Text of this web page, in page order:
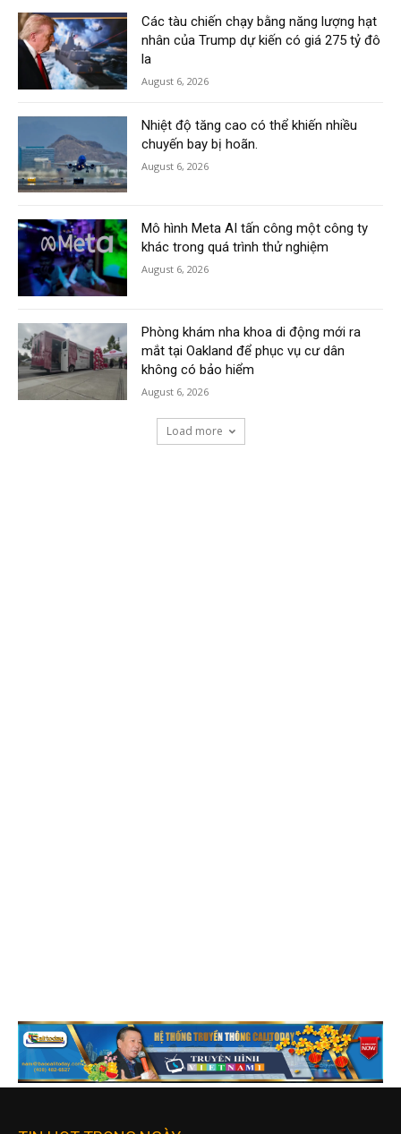
Các tàu chiến chạy bằng năng lượng hạt
nhân của Trump dự kiến có giá 275 tỷ đô
la
August 6, 2026
Nhiệt độ tăng cao có thể khiến nhiều
chuyến bay bị hoãn.
August 6, 2026
Mô hình Meta AI tấn công một công ty
khác trong quá trình thử nghiệm
August 6, 2026
Phòng khám nha khoa di động mới ra
mắt tại Oakland để phục vụ cư dân
không có bảo hiểm
August 6, 2026
Load more